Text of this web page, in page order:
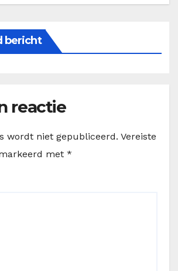
bericht
reactie
wordt niet gepubliceerd. Vereiste
met *